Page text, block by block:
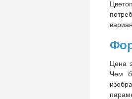
Цена
Чем